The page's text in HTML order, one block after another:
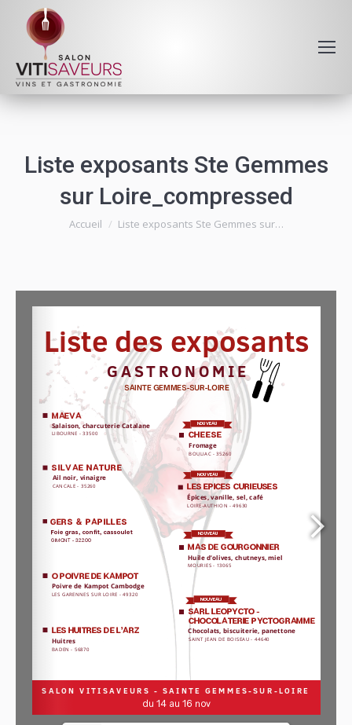
Liste exposants Ste Gemmes
sur Loire_compressed
Vous êtes ici :
Accueil Liste exposants Ste Gemmes sur…